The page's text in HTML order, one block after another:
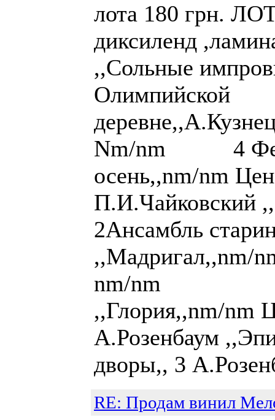
лота 180 грн.
диксиленд
,,Сольные
Олимпийской
Nm/nm 4
осень,,nm/nm
П.И.Чайковский
2Ансамбль
,,Мадригал,,nm/
nm/nm 4
,,Глория,,nm/nm
А.Розенбаум
дворы,, 3
RE: Продам винил